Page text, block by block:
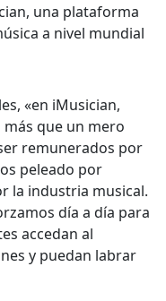
«en iMusician,
que un mero
remunerados por
peleado por
la industria musical.
día a día para
accedan al
y puedan labrar